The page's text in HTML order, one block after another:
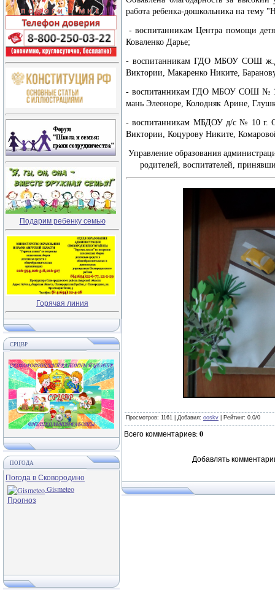
Подарим ребенку семью
Горячая линия
СРЦВР
ПОГОДА
Погода в Сковородино
Gismeteo
Прогноз
работа ребенка-дошкольника на тему
- воспитанникам Центра помощи
Коваленко Дарье;
- воспитанникам ГДО МБОУ СОШ
Виктории, Макаренко Никите,
- воспитанникам ГДО МБОУ СОШ № 1
мань Элеоноре, Колодняк Арине,
- воспитанникам МБДОУ д/с № 10 г.
Виктории, Коцурову Никите,
Управление образования
родителей, воспитателей,
Просмотров: 1161 | Добавил: ooskv Рейтинг: 0.0/0
Всего комментариев:0
Добавлять